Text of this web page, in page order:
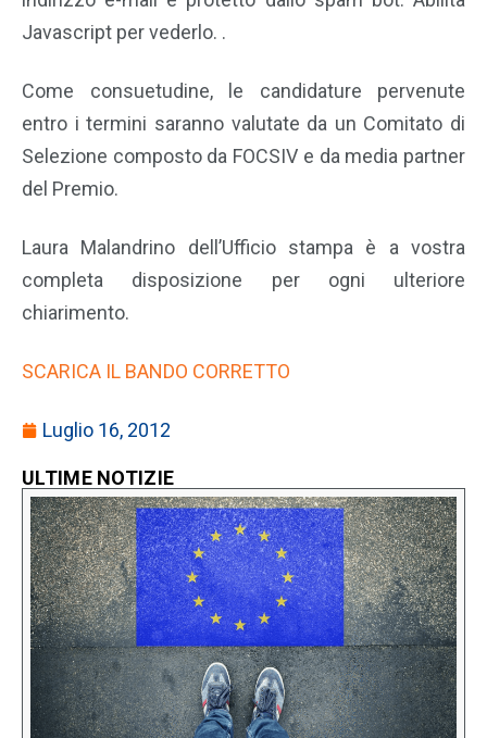
Javascript per vederlo. .
Come consuetudine, le candidature pervenute
entro i termini saranno valutate da un Comitato di
Selezione composto da FOCSIV e da media partner
del Premio.
Laura Malandrino dell’Ufficio stampa è a vostra
completa disposizione per ogni ulteriore
chiarimento.
SCARICA IL BANDO CORRETTO
Luglio 16, 2012
ULTIME NOTIZIE